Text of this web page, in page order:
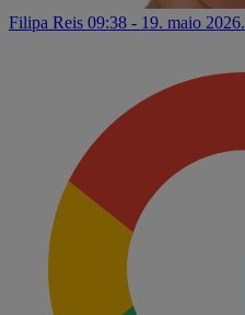
Filipa Reis 09:38 - 19. maio 2026.